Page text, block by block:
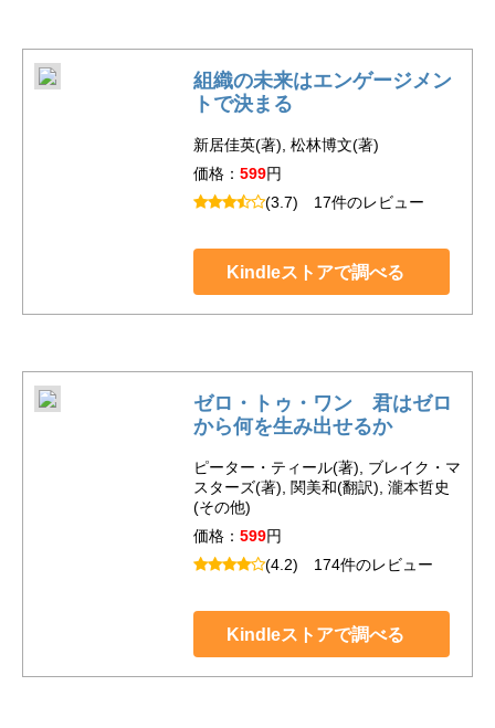
組織の未来はエンゲージメン
トで決まる
新居佳英(著), 松林博文(著)
価格： 599円
(3.7) 17件のレビュー
Kindleストアで調べる
ゼロ・トゥ・ワン 君はゼロ
から何を生み出せるか
ピーター・ティール(著), ブレイク・マ
スターズ(著), 関美和(翻訳), 瀧本哲史
(その他)
価格： 599円
(4.2) 174件のレビュー
Kindleストアで調べる